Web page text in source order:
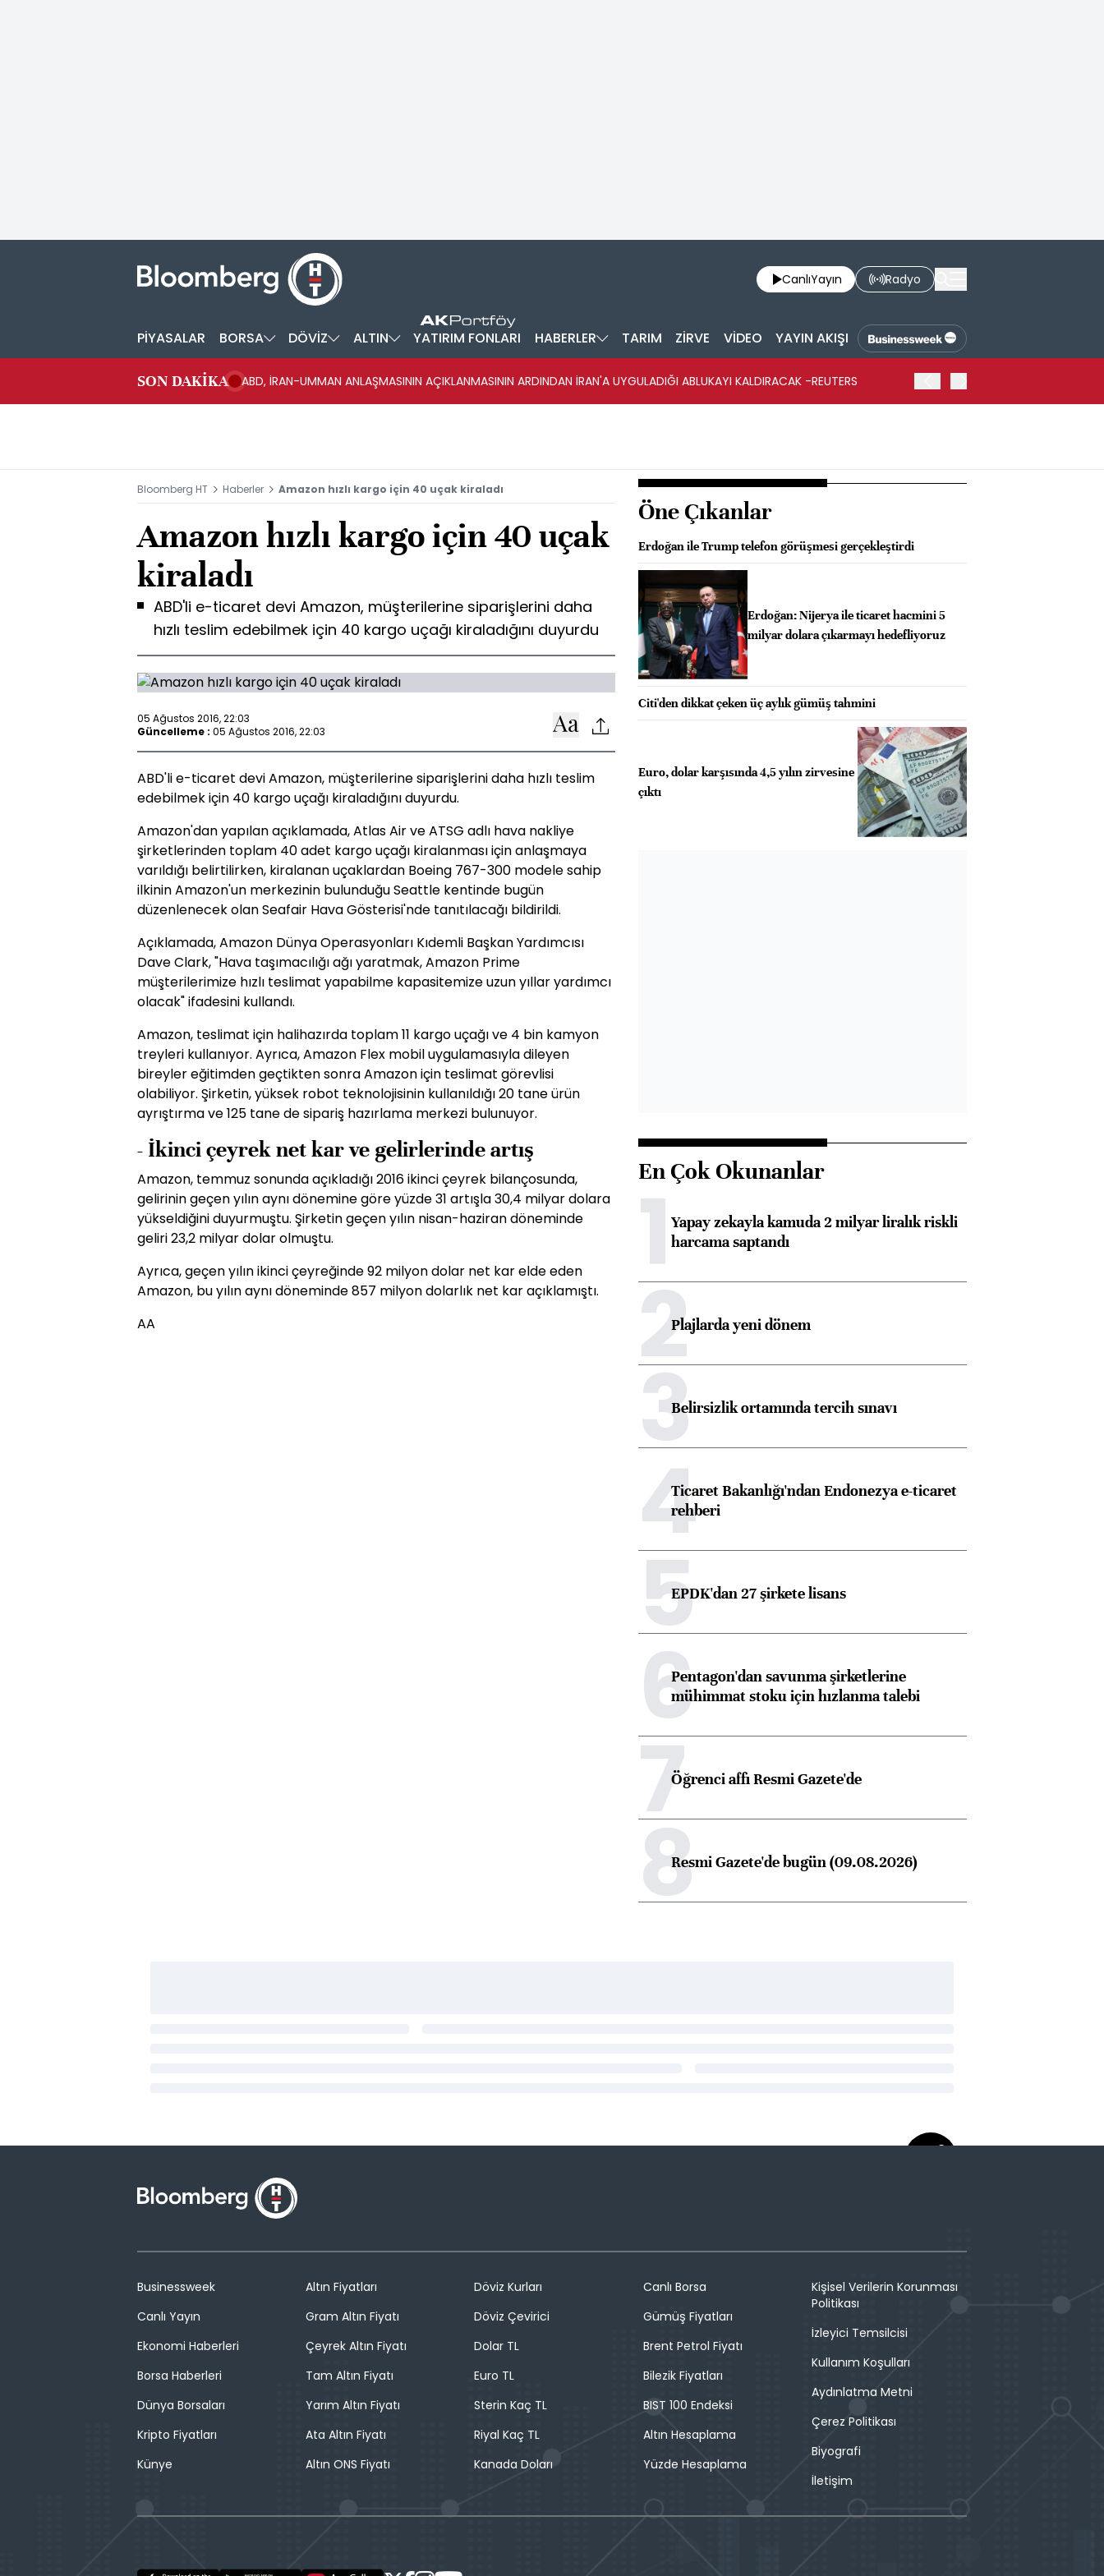
CanlıYayın Radyo
PİYASALAR BORSA DÖVİZ ALTIN YATIRIM FONLARI HABERLER TARIM ZİRVE VİDEO YAYIN AKIŞI
SON DAKİKA ABD, İRAN-UMMAN ANLAŞMASININ AÇIKLANMASININ ARDINDAN İRAN'A UYGULADIĞI ABLUKAYI KALDIRACAK -REUTERS
Bloomberg HT Haberler Amazon hızlı kargo için 40 uçak kiraladı
Amazon hızlı kargo için 40 uçak
kiraladı
ABD'li e-ticaret devi Amazon, müşterilerine siparişlerini daha
hızlı teslim edebilmek için 40 kargo uçağı kiraladığını duyurdu
05 Ağustos 2016, 22:03
Güncelleme : 05 Ağustos 2016, 22:03
ABD'li e-ticaret devi Amazon, müşterilerine siparişlerini daha hızlı teslim
edebilmek için 40 kargo uçağı kiraladığını duyurdu.
Amazon'dan yapılan açıklamada, Atlas Air ve ATSG adlı hava nakliye
şirketlerinden toplam 40 adet kargo uçağı kiralanması için anlaşmaya
varıldığı belirtilirken, kiralanan uçaklardan Boeing 767-300 modele sahip
ilkinin Amazon'un merkezinin bulunduğu Seattle kentinde bugün
düzenlenecek olan Seafair Hava Gösterisi'nde tanıtılacağı bildirildi.
Açıklamada, Amazon Dünya Operasyonları Kıdemli Başkan Yardımcısı
Dave Clark, "Hava taşımacılığı ağı yaratmak, Amazon Prime
müşterilerimize hızlı teslimat yapabilme kapasitemize uzun yıllar yardımcı
olacak" ifadesini kullandı.
Amazon, teslimat için halihazırda toplam 11 kargo uçağı ve 4 bin kamyon
treyleri kullanıyor. Ayrıca, Amazon Flex mobil uygulamasıyla dileyen
bireyler eğitimden geçtikten sonra Amazon için teslimat görevlisi
olabiliyor. Şirketin, yüksek robot teknolojisinin kullanıldığı 20 tane ürün
ayrıştırma ve 125 tane de sipariş hazırlama merkezi bulunuyor.
- İkinci çeyrek net kar ve gelirlerinde artış
Amazon, temmuz sonunda açıkladığı 2016 ikinci çeyrek bilançosunda,
gelirinin geçen yılın aynı dönemine göre yüzde 31 artışla 30,4 milyar dolara
yükseldiğini duyurmuştu. Şirketin geçen yılın nisan-haziran döneminde
geliri 23,2 milyar dolar olmuştu.
Ayrıca, geçen yılın ikinci çeyreğinde 92 milyon dolar net kar elde eden
Amazon, bu yılın aynı döneminde 857 milyon dolarlık net kar açıklamıştı.
AA
Öne Çıkanlar
Erdoğan ile Trump telefon görüşmesi gerçekleştirdi
Erdoğan: Nijerya ile ticaret hacmini 5
milyar dolara çıkarmayı hedefliyoruz
Citi'den dikkat çeken üç aylık gümüş tahmini
Euro, dolar karşısında 4,5 yılın zirvesine
çıktı
En Çok Okunanlar
1Yapay zekayla kamuda 2 milyar liralık riskli
harcama saptandı
2Plajlarda yeni dönem
3Belirsizlik ortamında tercih sınavı
4Ticaret Bakanlığı'ndan Endonezya e-ticaret
rehberi
5EPDK'dan 27 şirkete lisans
6Pentagon'dan savunma şirketlerine
mühimmat stoku için hızlanma talebi
7Öğrenci affı Resmi Gazete'de
8Resmi Gazete'de bugün (09.08.2026)
Businessweek
Canlı Yayın
Ekonomi Haberleri
Borsa Haberleri
Dünya Borsaları
Kripto Fiyatları
Künye
Altın Fiyatları
Gram Altın Fiyatı
Çeyrek Altın Fiyatı
Tam Altın Fiyatı
Yarım Altın Fiyatı
Ata Altın Fiyatı
Altın ONS Fiyatı
Döviz Kurları
Döviz Çevirici
Dolar TL
Euro TL
Sterin Kaç TL
Riyal Kaç TL
Kanada Doları
Canlı Borsa
Gümüş Fiyatları
Brent Petrol Fiyatı
Bilezik Fiyatları
BIST 100 Endeksi
Altın Hesaplama
Yüzde Hesaplama
Kişisel Verilerin Korunması
Politikası
İzleyici Temsilcisi
Kullanım Koşulları
Aydınlatma Metni
Çerez Politikası
Biyografi
İletişim